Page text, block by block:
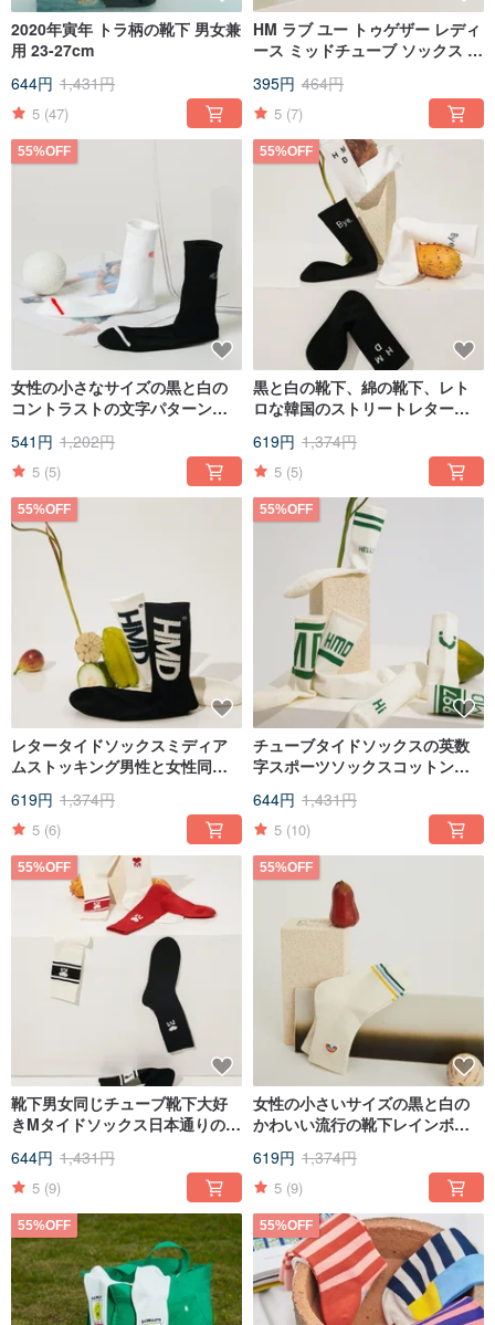
2020年寅年 トラ柄の靴下 男女兼
用 23-27cm
644円 1,431円
5 (47)
HM ラブ ユー トゥゲザー レディ
ース ミッドチューブ ソックス 2
395円 464円
5 (7)
55%OFF
女性の小さなサイズの黒と白の
コントラストの文字パターンス
クスコーマ綿の靴下ヨガスクー
ルスタイル
541円 1,202円
5 (5)
55%OFF
黒と白の靴下、綿の靴下、レト
ロな韓国のストリートレター、
ス、日本のカップルソックス、
靴下、ストッキング
619円 1,374円
5 (5)
55%OFF
レタータイドソックスミディア
ムストッキング男性と女性同じ
ティヨーロッパとアメリカのト
レンドソックスファッションカ
ジュアルコットン
619円 1,374円
5 (6)
55%OFF
チューブタイドソックスの英数
字スポーツソックスコットンソ
原宿ストリートスタイルスケー
トボードソックス
644円 1,431円
5 (10)
55%OFF
靴下男女同じチューブ靴下大好
きMタイドソックス日本通りの花
644円 1,431円
5 (9)
55%OFF
女性の小さいサイズの黒と白の
かわいい流行の靴下レインボー
マッチ無地の綿の靴下
619円 1,374円
5 (9)
55%OFF 55%OFF